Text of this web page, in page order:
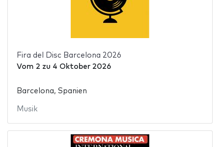
Fira del Disc Barcelona 2026
Vom 2 zu 4 Oktober 2026
Barcelona, Spanien
Musik